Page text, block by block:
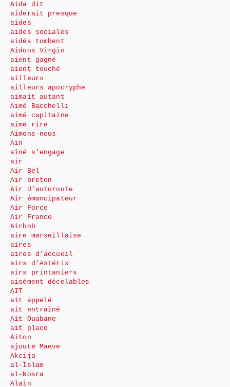
Aida dit
aiderait presque
aides
aides sociales
aidés tombent
Aidons Virgin
aient gagné
aient touché
ailleurs
ailleurs apocryphe
aimait autant
Aimé Bacchelli
aimé capitaine
aime rire
Aimons-nous
Ain
aîné s’engage
air
Air Bel
Air breton
Air d’autoroute
Air émancipateur
Air Force
Air France
Airbnb
aire marseillaise
aires
aires d’accueil
airs d’Astérix
airs printaniers
aisément décelables
AIT
ait appelé
ait entraîné
Ait Ouabane
ait place
Aiton
ajoute Maeve
Akcija
al-Islam
al-Nosra
Alain